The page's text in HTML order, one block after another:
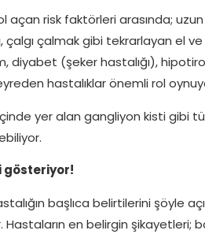
risk faktörleri arasında;
çalgı çalmak gibi tekrarlayan el
diyabet (şeker hastalığı),
hastalıklar önemli rol
yer alan gangliyon kisti gibi
gösteriyor!
başlıca belirtilerini şöyle
Hastaların en belirgin